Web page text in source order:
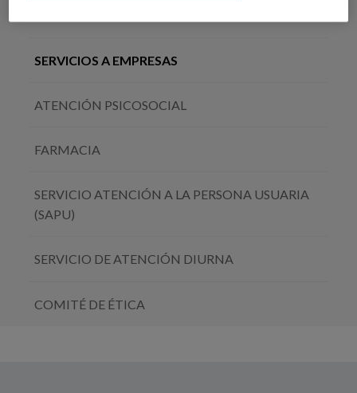
SERVICIOS A EMPRESAS
ATENCIÓN PSICOSOCIAL
FARMACIA
SERVICIO ATENCIÓN A LA PERSONA USUARIA
(SAPU)
SERVICIO DE ATENCIÓN DIURNA
COMITÉ DE ÉTICA